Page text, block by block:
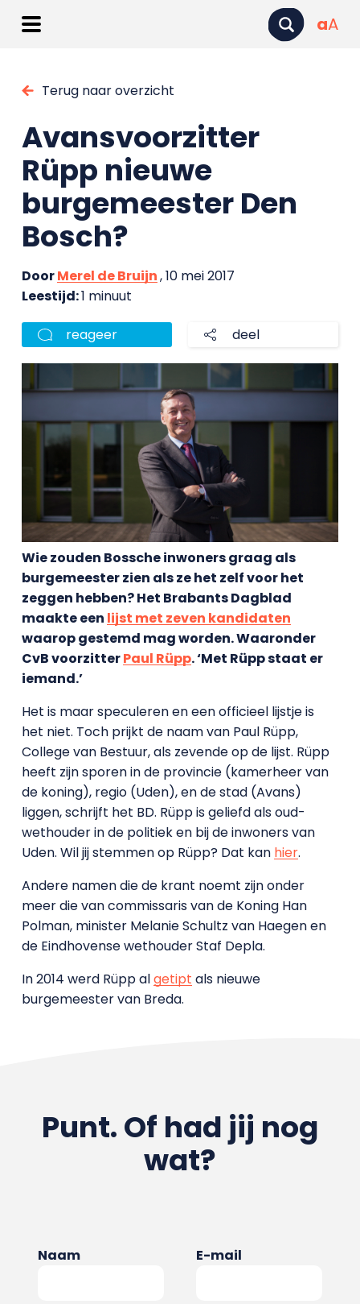
aA
Terug naar overzicht
Avansvoorzitter
Rüpp nieuwe
burgemeester Den
Bosch?
DoorMerel de Bruijn, 10 mei 2017
Leestijd:1 minuut
reageer deel
Wie zouden Bossche inwoners graag als
burgemeester zien als ze het zelf voor het
zeggen hebben? Het Brabants Dagblad
maakte een lijst met zeven kandidaten
waarop gestemd mag worden. Waaronder
CvB voorzitterPaul Rüpp. ‘Met Rüpp staat er
iemand.’
Het is maar speculeren en een officieel lijstje is
het niet. Toch prijkt de naam van Paul Rüpp,
College van Bestuur, als zevende op de lijst. Rüpp
heeft zijn sporen in de provincie (kamerheer van
de koning), regio (Uden), en de stad (Avans)
liggen, schrijft het BD. Rüpp is geliefd als oud-
wethouder in de politiek en bij de inwoners van
Uden. Wil jij stemmen op Rüpp? Dat kan hier.
Andere namen die de krant noemt zijn onder
meer die van commissaris van de Koning Han
Polman, minister Melanie Schultz van Haegen en
de Eindhovense wethouder Staf Depla.
In 2014 werd Rüpp algetipt als nieuwe
burgemeester van Breda.
Punt. Of had jij nog
wat?
Naam E-mail